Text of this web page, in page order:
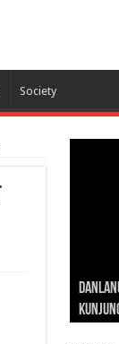
Society
Jambi
Cepat
Penuhi